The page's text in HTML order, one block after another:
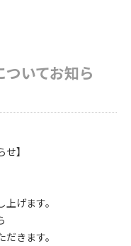
ついてお知ら
】
げます。
きます。